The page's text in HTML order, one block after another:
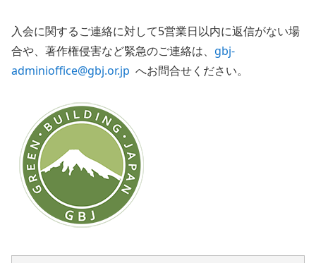
入会に関するご連絡に対して5営業日以内に返信がない場
合や、著作権侵害など緊急のご連絡は、 gbj-
adminioffice@gbj.or.jp へお問合せください。